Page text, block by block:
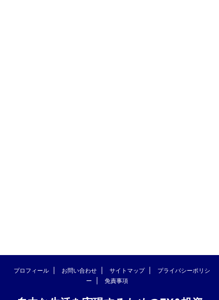
プロフィール お問い合わせ サイトマップ
プライバシーポリシ
ー
免責事項